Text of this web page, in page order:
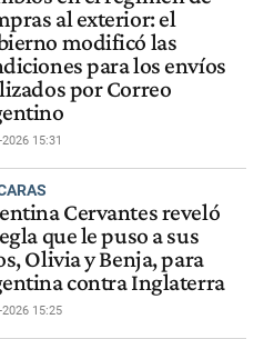
al exterior: el
modificó las
para los envíos
por Correo
15:31
Cervantes reveló
que le puso a sus
Olivia y Benja, para
contra Inglaterra
2026 15:25